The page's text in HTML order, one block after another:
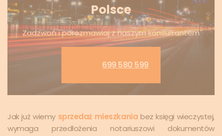
Polsce
Zadzwoń i porozmawiaj z naszym konsultantem
699 580 599
Jak już wiemy sprzedaż mieszkania bez księgi wieczystej,
wymaga przedłożenia notariuszowi dokumentów